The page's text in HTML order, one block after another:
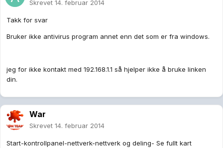
Skrevet 14. februar 2014
Takk for svar
Bruker ikke antivirus program annet enn det som er fra windows.
jeg for ikke kontakt med 192.168.1.1 så hjelper ikke å bruke linken
din.
War
Skrevet 14. februar 2014
Start-kontrollpanel-nettverk-nettverk og deling- Se fullt kart